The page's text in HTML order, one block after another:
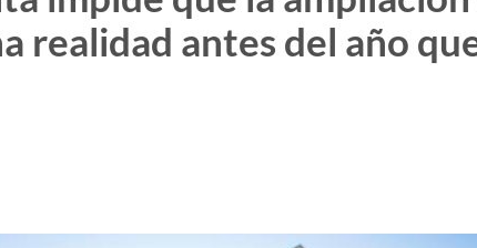
realidad antes del año